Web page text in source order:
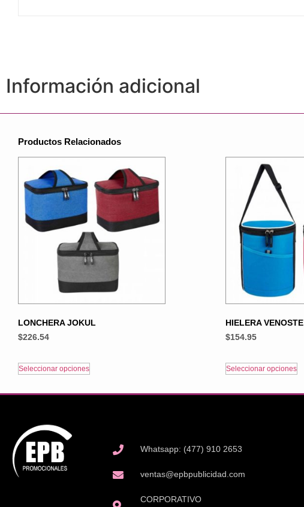
Información adicional
Productos Relacionados
LONCHERA JOKUL
$226.54
Seleccionar opciones
HIELERA VENOSTE
$154.95
Seleccionar opciones
Whatsapp: (477) 910 2653
ventas@epbpublicidad.com
CORPORATIVO